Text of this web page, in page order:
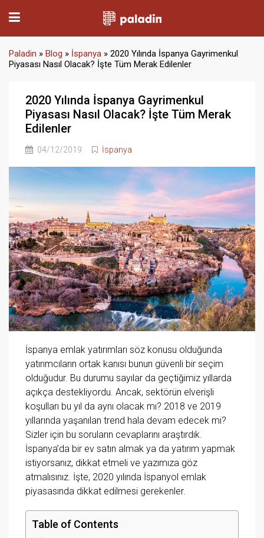
Paladin » Blog » İspanya » 2020 Yılında İspanya Gayrimenkul
Piyasası Nasıl Olacak? İşte Tüm Merak Edilenler
2020 Yılında İspanya Gayrimenkul
Piyasası Nasıl Olacak? İşte Tüm Merak
Edilenler
04/12/2019 İspanya
İspanya emlak yatırımları söz konusu olduğunda
yatırımcıların ortak kanısı bunun güvenli bir seçim
olduğudur. Bu durumu sayılar da geçtiğimiz yıllarda
açıkça destekliyordu. Ancak, sektörün elverişli
koşulları bu yıl da aynı olacak mı? 2018 ve 2019
yıllarında yaşanılan trend hala devam edecek mi?
Sizler için bu soruların cevaplarını araştırdık.
İspanya’da bir ev satın almak ya da yatırım yapmak
istiyorsanız, dikkat etmeli ve yazımıza göz
atmalısınız. İşte, 2020 yılında İspanyol emlak
piyasasında dikkat edilmesi gerekenler.
Table of Contents